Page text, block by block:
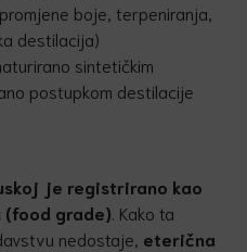
boje, terpeniranja,
destilacija)
sintetičkim
postupkom destilacije
je registrirano kao
(food grade) . Kako ta
nedostaje, eterična